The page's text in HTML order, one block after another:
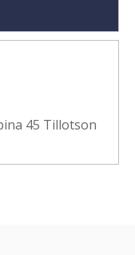
45 Tillotson